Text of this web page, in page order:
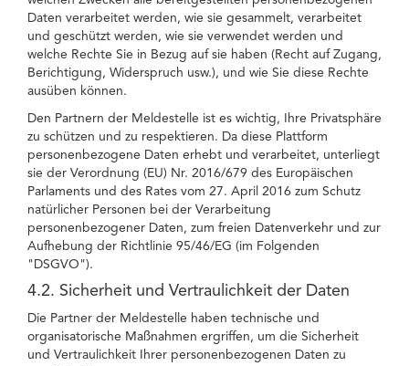
Daten verarbeitet werden, wie sie gesammelt, verarbeitet
und geschützt werden, wie sie verwendet werden und
welche Rechte Sie in Bezug auf sie haben (Recht auf Zugang,
Berichtigung, Widerspruch usw.), und wie Sie diese Rechte
ausüben können.
Den Partnern der Meldestelle ist es wichtig, Ihre Privatsphäre
zu schützen und zu respektieren. Da diese Plattform
personenbezogene Daten erhebt und verarbeitet, unterliegt
sie der Verordnung (EU) Nr. 2016/679 des Europäischen
Parlaments und des Rates vom 27. April 2016 zum Schutz
natürlicher Personen bei der Verarbeitung
personenbezogener Daten, zum freien Datenverkehr und zur
Aufhebung der Richtlinie 95/46/EG (im Folgenden
"DSGVO").
4.2. Sicherheit und Vertraulichkeit der Daten
Die Partner der Meldestelle haben technische und
organisatorische Maßnahmen ergriffen, um die Sicherheit
und Vertraulichkeit Ihrer personenbezogenen Daten zu